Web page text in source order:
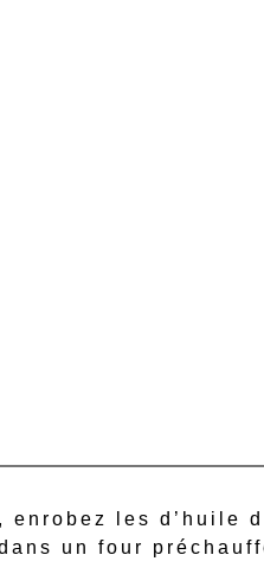
les d’huile
un four